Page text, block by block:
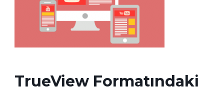
TrueView Formatındaki